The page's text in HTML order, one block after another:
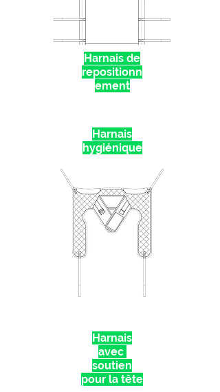
Harnais de
repositionn
ement
Harnais
hygiénique
Harnais
avec
soutien
pour la tête